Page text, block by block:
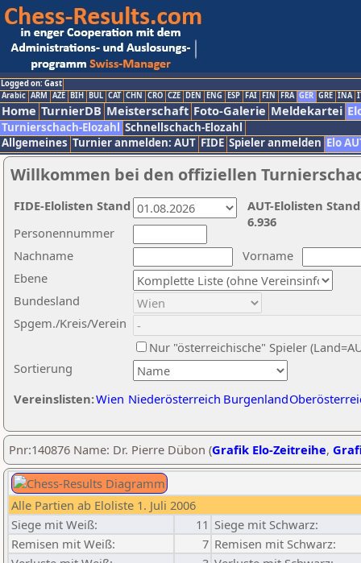
Logged on: Gast
Arabic ARM AZE BIH BUL CAT CHN CRO CZE DEN ENG ESP FAI FIN FRA GER GRE INA
Home TurnierDB Meisterschaft Foto-Galerie Meldekartei
Turnierschach-Elozahl Schnellschach-Elozahl
Allgemeines Turnier anmelden: AUT FIDE Spieler anmelden Elo
Willkommen bei den offiziellen
Nachname
Vorname
Ebene
Sortierung
Personennummer
Bundesland
Spgem./Kreis/Verein
Nur "österreichische" Spieler
Vereinslisten:Wien Niederösterreich Burgenland
AUT-Elolisten
6.936
FIDE-Elolisten Stand
Pnr:140876 Name: Dr. Pierre Dübon (Grafik Elo-Zeitreihe,
Alle Partien ab Eloliste 1. Juli 2006
Siege mit Weiß:
11 Siege mit Schwarz:
Remisen mit Weiß:
7 Remisen mit Schwarz: